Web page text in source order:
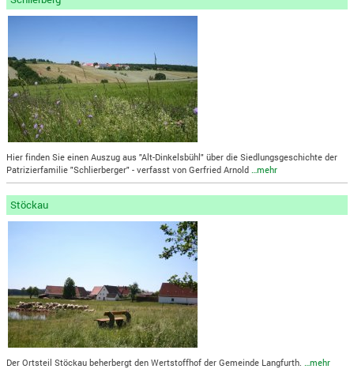
Hier finden Sie einen Auszug aus "Alt-Dinkelsbühl" über die Siedlungsgeschichte der
Patrizierfamilie "Schlierberger" - verfasst von Gerfried Arnold
…mehr
Stöckau
Der Ortsteil Stöckau beherbergt den Wertstoffhof der Gemeinde Langfurth. …mehr